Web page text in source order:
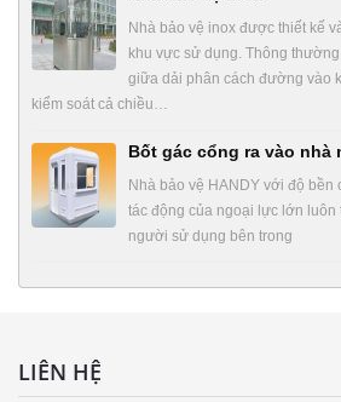
Nhà bảo vệ inox được thiết kế
khu vực sử dụng. Thông
giữa dải phân cách đường vào
kiểm soát cả chiều…
Bốt gác cổng ra vào nhà
Nhà bảo vệ HANDY với độ bền
tác động của ngoại lực lớn luôn
người sử dụng bên trong
LIÊN HỆ